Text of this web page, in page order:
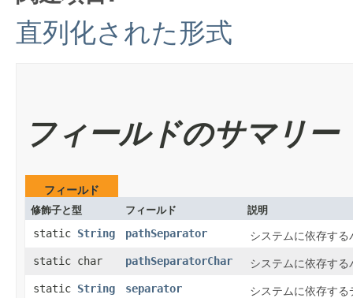
直列化された形式
フィールドのサマリー
フィールド
修飾子と型 フィールド 説明
static String pathSeparator
システムに依存す
static char
pathSeparatorChar
システムに依存す
static String separator
システムに依存す